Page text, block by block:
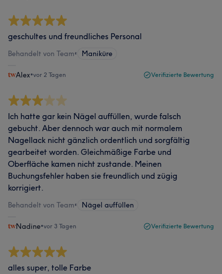
geschultes und freundliches Personal
Behandelt von Team• Maniküre
Alex•vor 2 Tagen Verifizierte Bewertung
Ich hatte gar kein Nägel auffüllen, wurde falsch
gebucht. Aber dennoch war auch mit normalem
Nagellack nicht gänzlich ordentlich und sorgfältig
gearbeitet worden. Gleichmäßige Farbe und
Oberfläche kamen nicht zustande. Meinen
Buchungsfehler haben sie freundlich und zügig
korrigiert.
Behandelt von Team• Nägel auffüllen
Nadine•vor 3 Tagen Verifizierte Bewertung
alles super, tolle Farbe